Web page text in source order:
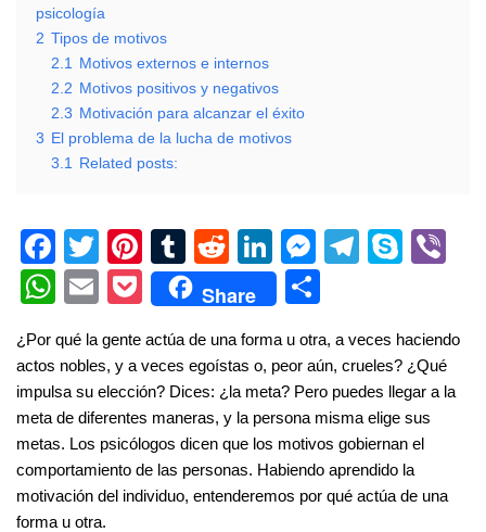
psicología
2 Tipos de motivos
2.1
Motivos externos e internos
2.2 Motivos positivos y negativos
2.3 Motivación para alcanzar el éxito
3 El problema de la lucha de motivos
3.1
Related posts:
F
a
c
e
b
o
o
k
T
wi
tt
er
Pi
nt
er
e
st
T
u
m
bl
r
R
e
d
di
t
Li
n
k
e
dI
n
M
e
ss
e
n
g
er
T
gr
a
m
S
e
W
at
s
A
p
p
E
ail
P
ck
et
Share
ar
e
¿Por qué la gente actúa de una forma u otra, a veces haciendo
actos nobles, y a veces egoístas o, peor aún, crueles? ¿Qué
impulsa su elección? Dices: ¿la meta? Pero puedes llegar a la
meta de diferentes maneras, y la persona misma elige sus
metas. Los psicólogos dicen que los motivos gobiernan el
comportamiento de las personas. Habiendo aprendido la
motivación del individuo, entenderemos por qué actúa de una
forma u otra.